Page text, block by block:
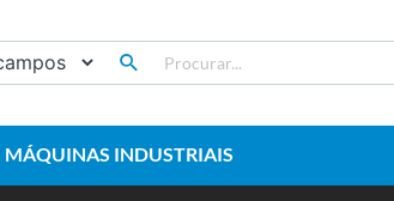
MÁQUINAS INDUSTRIAIS